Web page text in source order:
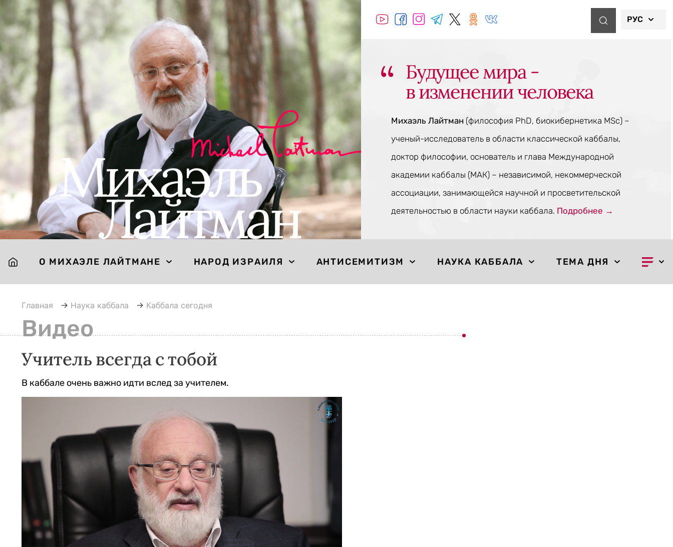
РУС
Будущее мира -
в изменении человека
Михаэль Лайтман (философия PhD, биокибернетика MSc) –
ученый-исследователь в области классической каббалы,
доктор философии, основатель и глава Международной
академии каббалы (МАК) – независимой, некоммерческой
ассоциации, занимающейся научной и просветительской
деятельностью в области науки каббала. Подробнее →
О МИХАЭЛЕ ЛАЙТМАНЕ НАРОД ИЗРАИЛЯ АНТИСЕМИТИЗМ НАУКА КАББАЛА ТЕМА ДНЯ
Главная → Наука каббала → Каббала сегодня
Видео
Учитель всегда с тобой
В каббале очень важно идти вслед за учителем.